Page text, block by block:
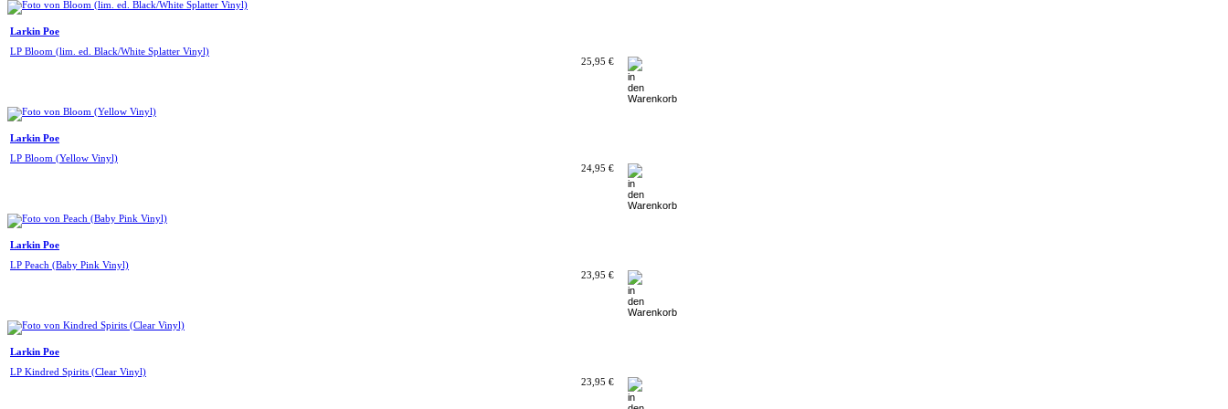
Larkin Poe
LP Bloom (lim. ed. Black/White Splatter Vinyl)
25,95 €
Larkin Poe
LP Bloom (Yellow Vinyl)
24,95 €
Larkin Poe
LP Peach (Baby Pink Vinyl)
23,95 €
Larkin Poe
LP Kindred Spirits (Clear Vinyl)
23,95 €